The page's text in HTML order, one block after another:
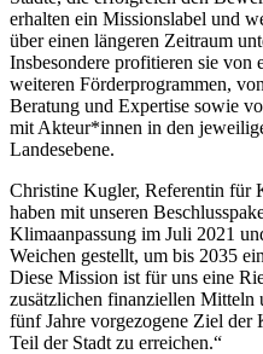
erhalten ein Missionslabel und
über einen längeren Zeitraum
Insbesondere profitieren sie von
weiteren Förderprogrammen,
Beratung und Expertise sowie
mit Akteur*innen in den
Landesebene.
Christine Kugler, Referentin für
haben mit unseren
Klimaanpassung im Juli 2021
Weichen gestellt, um bis 2035
Diese Mission ist für uns eine
zusätzlichen finanziellen
fünf Jahre vorgezogene Ziel der
Teil der Stadt zu erreichen.“